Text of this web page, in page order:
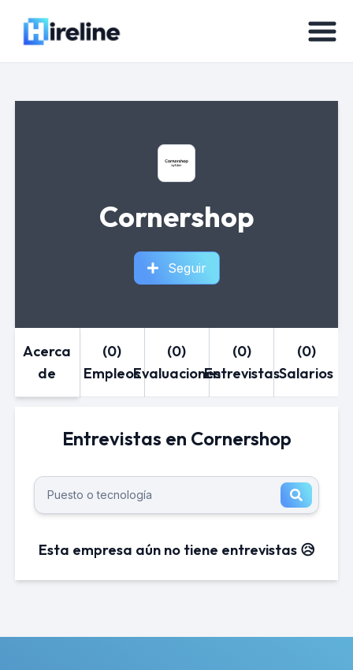
Cornershop
Seguir
Acerca
de
(0)
Empleos
(0)
Evaluaciones
(0)
Entrevistas
(0)
Salarios
Entrevistas en Cornershop
Esta empresa aún no tiene entrevistas 😥